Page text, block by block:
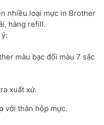
nhiều loại mực in Brother
hàng refill.
màu bạc đổi màu 7 sắc
xuất xứ.
với thân hộp mực.